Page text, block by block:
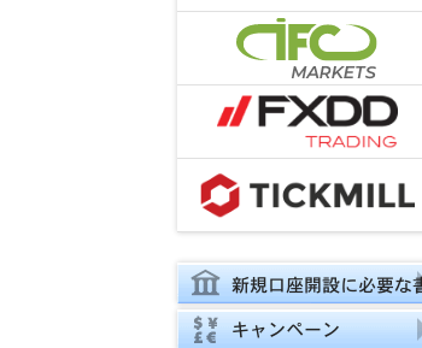
新規口座開設に必要な
類
キャンペーン